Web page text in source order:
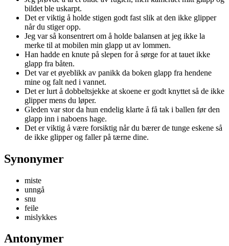
bildet ble uskarpt.
Det er viktig å holde stigen godt fast slik at den ikke glipper
når du stiger opp.
Jeg var så konsentrert om å holde balansen at jeg ikke la
merke til at mobilen min glapp ut av lommen.
Han hadde en knute på slepen for å sørge for at tauet ikke
glapp fra båten.
Det var et øyeblikk av panikk da boken glapp fra hendene
mine og falt ned i vannet.
Det er lurt å dobbeltsjekke at skoene er godt knyttet så de ikke
glipper mens du løper.
Gleden var stor da hun endelig klarte å få tak i ballen før den
glapp inn i naboens hage.
Det er viktig å være forsiktig når du bærer de tunge eskene så
de ikke glipper og faller på tærne dine.
Synonymer
miste
unngå
snu
feile
mislykkes
Antonymer